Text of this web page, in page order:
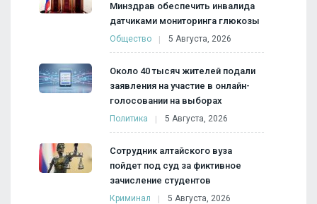
Минздрав обеспечить инвалида
датчиками мониторинга глюкозы
Общество 5 Августа, 2026
Около 40 тысяч жителей подали
заявления на участие в онлайн-
голосовании на выборах
Политика 5 Августа, 2026
Сотрудник алтайского вуза
пойдет под суд за фиктивное
зачисление студентов
Криминал 5 Августа, 2026